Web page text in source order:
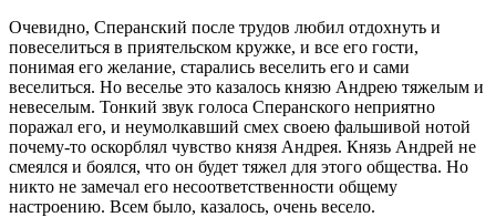
Очевидно, Сперанский после трудов любил отдохнуть и
повеселиться в приятельском кружке, и все его гости,
понимая его желание, старались веселить его и сами
веселиться. Но веселье это казалось князю Андрею тяжелым и
невеселым. Тонкий звук голоса Сперанского неприятно
поражал его, и неумолкавший смех своею фальшивой нотой
почему-то оскорблял чувство князя Андрея. Князь Андрей не
смеялся и боялся, что он будет тяжел для этого общества. Но
никто не замечал его несоответственности общему
настроению. Всем было, казалось, очень весело.